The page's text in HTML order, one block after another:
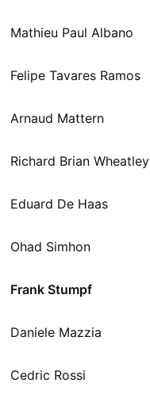
Mathieu Paul Albano
Felipe Tavares Ramos
Arnaud Mattern
Richard Brian Wheatley
Eduard De Haas
Ohad Simhon
Frank Stumpf
Daniele Mazzia
Cedric Rossi